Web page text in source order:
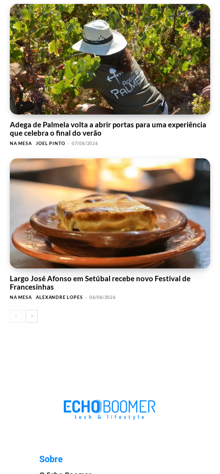
Adega de Palmela volta a abrir portas para uma experiência
que celebra o final do verão
NA MESA JOEL PINTO - 07/08/2026
Largo José Afonso em Setúbal recebe novo Festival de
Francesinhas
NA MESA ALEXANDRE LOPES - 06/08/2026
Sobre